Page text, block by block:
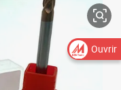
Ouvrir